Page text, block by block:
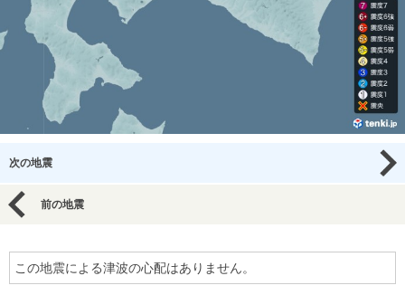
次の地震
前の地震
この地震による津波の心配はありません。